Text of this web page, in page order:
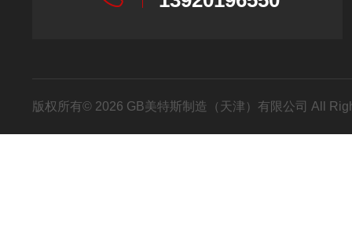
版权所有© 2026 GB美特斯制造（天津）有限公司 All